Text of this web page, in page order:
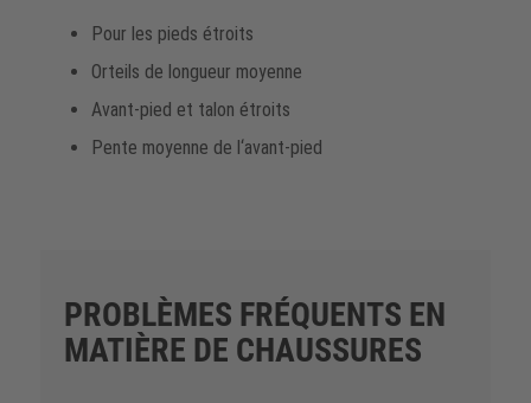
Pour les pieds étroits
Orteils de longueur moyenne
Avant-pied et talon étroits
Pente moyenne de l‘avant-pied
PROBLÈMES FRÉQUENTS EN
MATIÈRE DE CHAUSSURES